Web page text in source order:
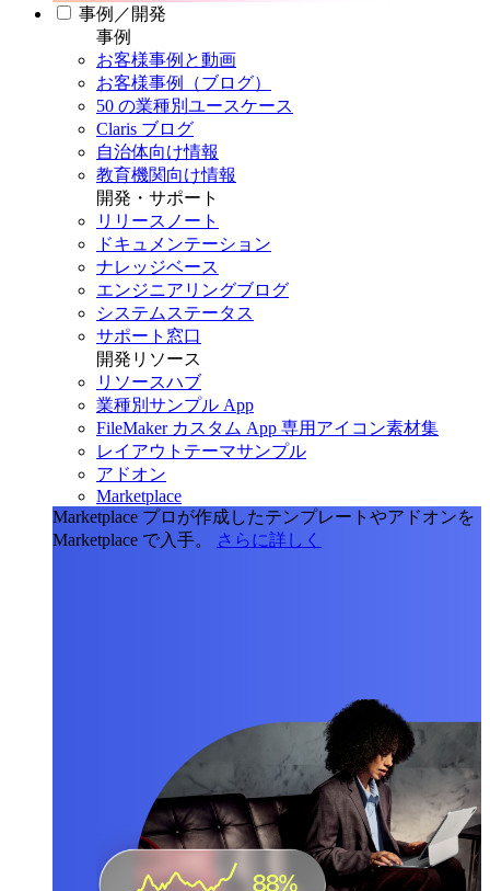
事例／開発
事例
お客様事例と動画
お客様事例（ブログ）
50 の業種別ユースケース
Claris ブログ
自治体向け情報
教育機関向け情報
開発・サポート
リリースノート
ドキュメンテーション
ナレッジベース
エンジニアリングブログ
システムステータス
サポート窓口
開発リソース
リソースハブ
業種別サンプル App
FileMaker カスタム App 専用アイコン素材集
レイアウトテーマサンプル
アドオン
Marketplace
Marketplace プロが作成したテンプレートやアドオンを
Marketplace で入手。
さらに詳しく